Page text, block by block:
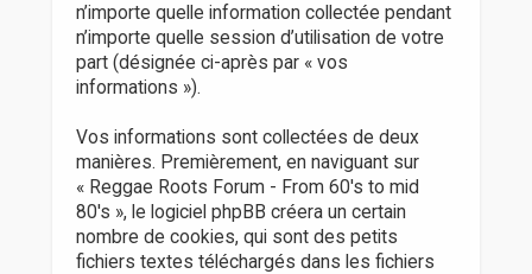
n’importe quelle information collectée pendant
n’importe quelle session d’utilisation de votre
part (désignée ci-après par « vos
informations »).
Vos informations sont collectées de deux
manières. Premièrement, en naviguant sur
« Reggae Roots Forum - From 60's to mid
80's », le logiciel phpBB créera un certain
nombre de cookies, qui sont des petits
fichiers textes téléchargés dans les fichiers